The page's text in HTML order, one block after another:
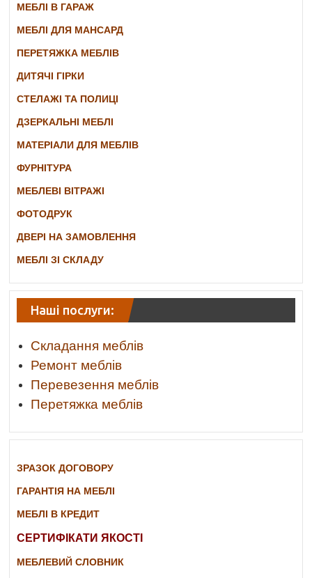
МЕБЛІ В ГАРАЖ
МЕБЛІ ДЛЯ МАНСАРД
ПЕРЕТЯЖКА МЕБЛІВ
ДИТЯЧІ ГІРКИ
СТЕЛАЖІ ТА ПОЛИЦІ
ДЗЕРКАЛЬНІ МЕБЛІ
МАТЕРІАЛИ ДЛЯ МЕБЛІВ
ФУРНІТУРА
МЕБЛЕВІ ВІТРАЖІ
ФОТОДРУК
ДВЕРІ НА ЗАМОВЛЕННЯ
МЕБЛІ ЗІ СКЛАДУ
Наші послуги:
Складання меблів
Ремонт меблів
Перевезення меблів
Перетяжка меблів
ЗРАЗОК ДОГОВОРУ
ГАРАНТІЯ НА МЕБЛІ
МЕБЛІ В КРЕДИТ
СЕРТИФІКАТИ ЯКОСТІ
МЕБЛЕВИЙ СЛОВНИК